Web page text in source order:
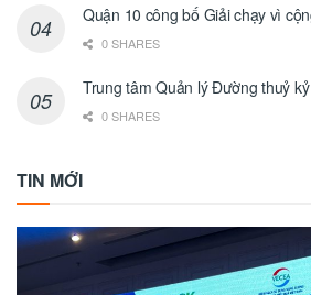
Quận 10 công bố Giải chạy vì
0 SHARES
Trung tâm Quản lý Đường thuỷ
0 SHARES
TIN MỚI